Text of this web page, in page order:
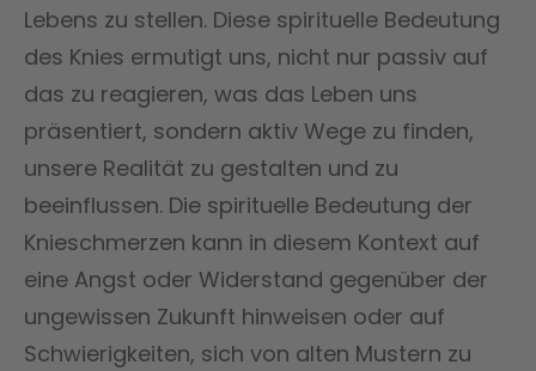
Lebens zu stellen. Diese spirituelle Bedeutung
des Knies ermutigt uns, nicht nur passiv auf
das zu reagieren, was das Leben uns
präsentiert, sondern aktiv Wege zu finden,
unsere Realität zu gestalten und zu
beeinflussen. Die spirituelle Bedeutung der
Knieschmerzen kann in diesem Kontext auf
eine Angst oder Widerstand gegenüber der
ungewissen Zukunft hinweisen oder auf
Schwierigkeiten, sich von alten Mustern zu